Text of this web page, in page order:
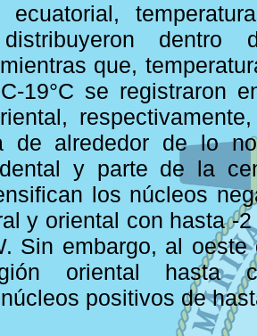
ecuatorial,
dentro
que,
19°C se registraron
de alrededor de lo
y parte de la
los núcleos
y oriental con hasta -2
Sin embargo, al oeste
oriental hasta
positivos de